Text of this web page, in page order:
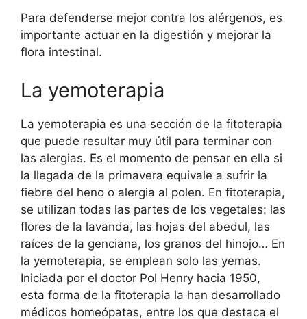
Para defenderse mejor contra los alérgenos, es
importante actuar en la digestión y mejorar la
flora intestinal.
La yemoterapia
La yemoterapia es una sección de la fitoterapia
que puede resultar muy útil para terminar con
las alergias. Es el momento de pensar en ella si
la llegada de la primavera equivale a sufrir la
fiebre del heno o alergia al polen. En fitoterapia,
se utilizan todas las partes de los vegetales: las
flores de la lavanda, las hojas del abedul, las
raíces de la genciana, los granos del hinojo… En
la yemoterapia, se emplean solo las yemas.
Iniciada por el doctor Pol Henry hacia 1950,
esta forma de la fitoterapia la han desarrollado
médicos homeópatas, entre los que destaca el